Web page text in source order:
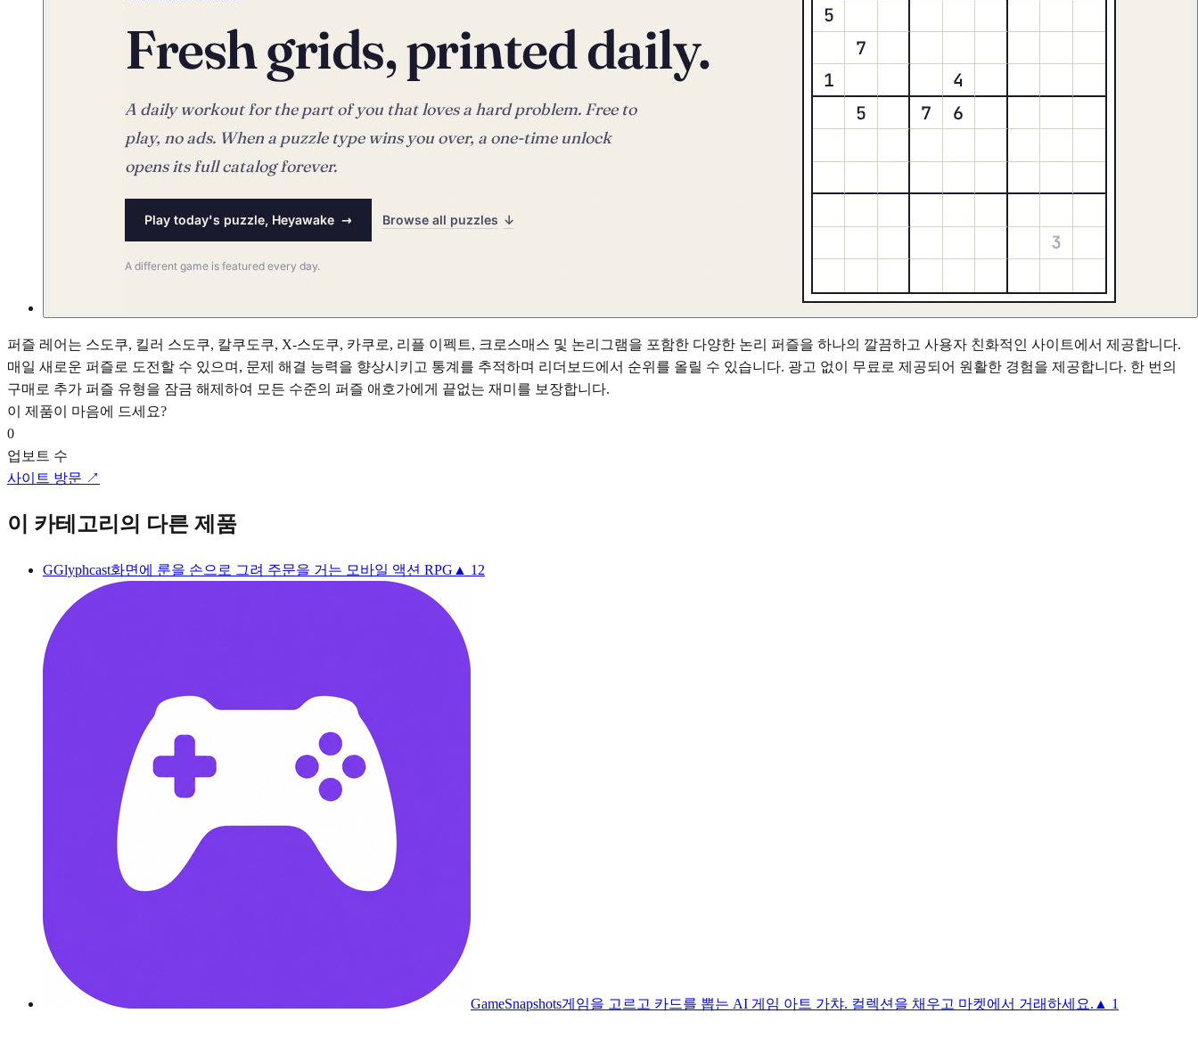
퍼즐 레어는 스도쿠, 킬러 스도쿠, 칼쿠도쿠, X-스도쿠, 카쿠로, 리플 이펙트, 크로스매스 및 논리그램을 포함한 다양한 논리 퍼즐을 하나의 깔끔하고 사용자 친화적인 사이트에서 제공합니다.
매일 새로운 퍼즐로 도전할 수 있으며, 문제 해결 능력을 향상시키고 통계를 추적하며 리더보드에서 순위를 올릴 수 있습니다. 광고 없이 무료로 제공되어 원활한 경험을 제공합니다. 한 번의
구매로 추가 퍼즐 유형을 잠금 해제하여 모든 수준의 퍼즐 애호가에게 끝없는 재미를 보장합니다.
이 제품이 마음에 드세요?
0
업보트 수
사이트 방문 ↗
이 카테고리의 다른 제품
GGlyphcast화면에 룬을 손으로 그려 주문을 거는 모바일 액션 RPG ▲ 12
GameSnapshots게임을 고르고 카드를 뽑는 AI 게임 아트 가챠. 컬렉션을 채우고 마켓에서 거래하세요. ▲ 1